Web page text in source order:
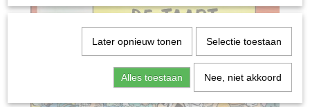
Later opnieuw tonen Selectie toestaan
Alles toestaan Nee, niet akkoord